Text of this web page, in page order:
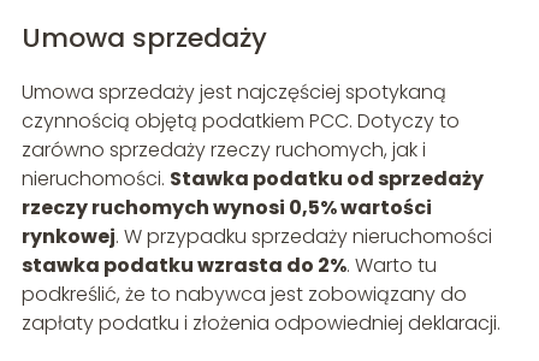
Umowa sprzedaży
Umowa sprzedaży jest najczęściej spotykaną
czynnością objętą podatkiem PCC. Dotyczy to
zarówno sprzedaży rzeczy ruchomych, jak i
nieruchomości. Stawka podatku od sprzedaży
rzeczy ruchomych wynosi 0,5% wartości
rynkowej. W przypadku sprzedaży nieruchomości
stawka podatku wzrasta do 2%. Warto tu
podkreślić, że to nabywca jest zobowiązany do
zapłaty podatku i złożenia odpowiedniej deklaracji.